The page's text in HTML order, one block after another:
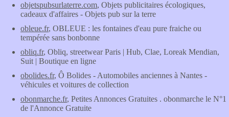
objetspubsurlaterre.com, Objets publicitaires écologiques,
cadeaux d'affaires - Objets pub sur la terre
obleue.fr, OBLEUE : les fontaines d'eau pure fraiche ou
tempérée sans bonbonne
obliq.fr, Obliq, streetwear Paris | Hub, Clae, Loreak Mendian,
Suit | Boutique en ligne
obolides.fr, Ô Bolides - Automobiles anciennes à Nantes -
véhicules et voitures de collection
obonmarche.fr, Petites Annonces Gratuites . obonmarche le N°1
de l'Annonce Gratuite